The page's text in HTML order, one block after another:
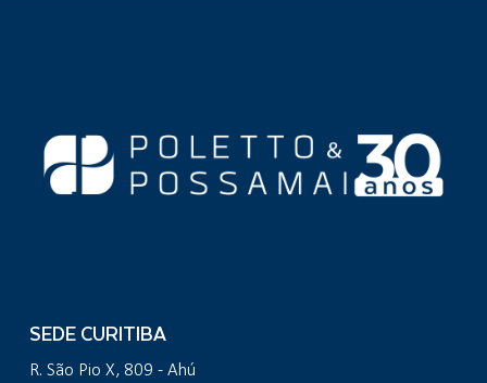
SEDE CURITIBA
R. São Pio X, 809 - Ahú